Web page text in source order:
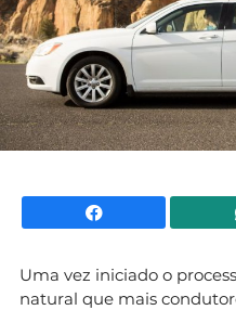
Uma vez iniciado o
natural que mais